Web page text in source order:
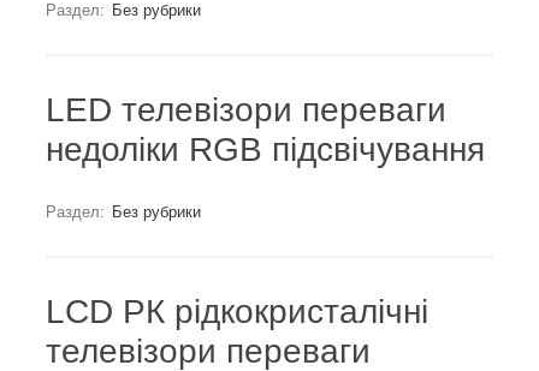
Раздел: Без рубрики
LED телевізори переваги
недоліки RGB підсвічування
Раздел: Без рубрики
LCD РК рідкокристалічні
телевізори переваги